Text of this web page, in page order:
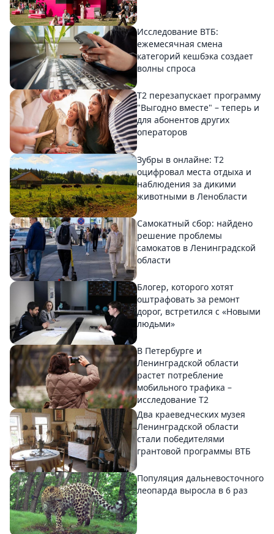
Исследование ВТБ:
ежемесячная смена
категорий кешбэка создает
волны спроса
Т2 перезапускает программу
"Выгодно вместе" – теперь и
для абонентов других
операторов
Зубры в онлайне: Т2
оцифровал места отдыха и
наблюдения за дикими
животными в Ленобласти
Самокатный сбор: найдено
решение проблемы
самокатов в Ленинградской
области
Блогер, которого хотят
оштрафовать за ремонт
дорог, встретился с «Новыми
людьми»
В Петербурге и
Ленинградской области
растет потребление
мобильного трафика –
исследование T2
Два краеведческих музея
Ленинградской области
стали победителями
грантовой программы ВТБ
Популяция дальневосточного
леопарда выросла в 6 раз